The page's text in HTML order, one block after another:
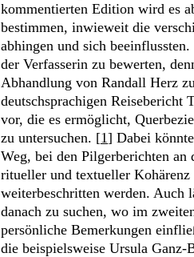
kommentierten Edition wird es
bestimmen, inwieweit die
abhingen und sich
der Verfasserin zu bewerten,
Abhandlung von Randall Herz
deutschsprachigen Reisebericht
vor, die es ermöglicht,
zu untersuchen. [1] Dabei
Weg, bei den Pilgerberichten an
ritueller und textueller
weiterbeschritten werden. Auch
danach zu suchen, wo im
persönliche Bemerkungen
die beispielsweise Ursula